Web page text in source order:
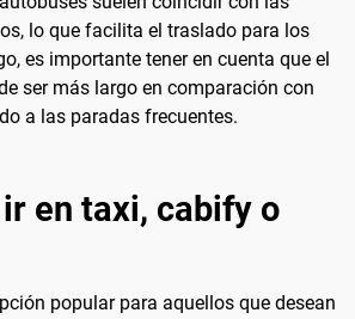
lo que facilita el traslado para los
es importante tener en cuenta que el
ser más largo en comparación con
a las paradas frecuentes.
ir en taxi, cabify o
popular para aquellos que desean